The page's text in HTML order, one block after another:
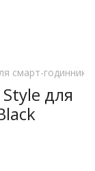
смарт-годинників
для